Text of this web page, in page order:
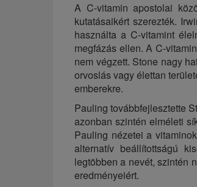
A C-vitamin apostolai
kutatásaikért szerezték.
használta a C-vitamint
megfázás ellen. A C-
nem végzett. Stone nagy
orvoslás vagy élettan
emberekre.
Pauling továbbfejlesztette
azonban szintén elméleti
Pauling nézetei a
alternatív beállítottságú
legtöbben a nevét, szintén
eredményeiért.